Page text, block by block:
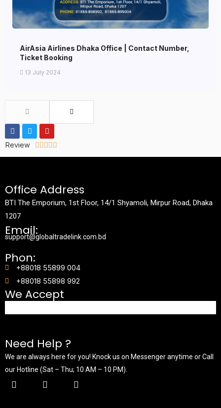
AirAsia Airlines Dhaka Office | Contact Number,
Ticket Booking
13 July 2024
Review     
Office Address
BTI The Emporium, 1st Floor, 14/1 Shyamoli, Mirpur Road, Dhaka
1207
Email:
support@globaltradelink.com.bd
Phon:
+88018 55899 004
+88018 55898 992
We Accept
Need Help ?
We are always here for you! Knock us on Messenger anytime or Call
our Hotline (Sat – Thu; 10 AM – 10 PM).